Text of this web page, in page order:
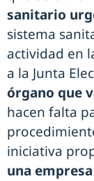
sanitario
sistema
actividad en
a la Junta
órgano que
hacen falta
iniciativa
una